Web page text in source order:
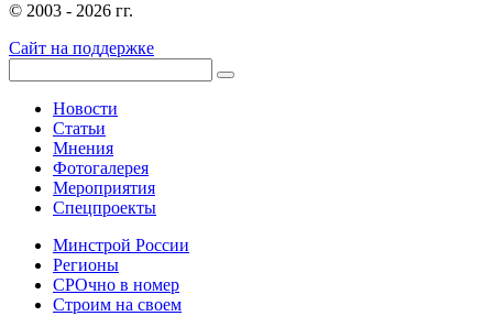
© 2003 - 2026 гг.
Сайт на поддержке
Новости
Статьи
Мнения
Фотогалерея
Мероприятия
Спецпроекты
Минстрой России
Регионы
СРОчно в номер
Строим на своем